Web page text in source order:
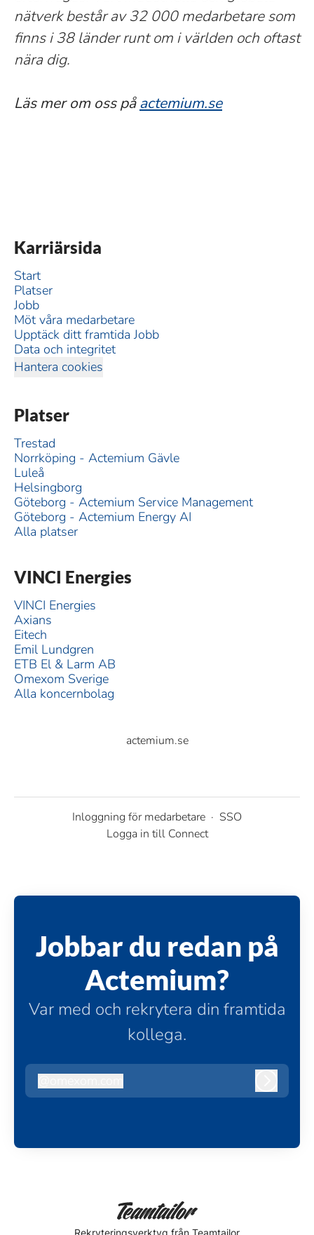
nätverk består av 32 000 medarbetare som
finns i 38 länder runt om i världen och oftast
nära dig.
Läs mer om oss påactemium.se
Karriärsida
Start
Platser
Jobb
Möt våra medarbetare
Upptäck ditt framtida Jobb
Data och integritet
Hantera cookies
Platser
Trestad
Norrköping - Actemium Gävle
Luleå
Helsingborg
Göteborg - Actemium Service Management
Göteborg - Actemium Energy AI
Alla platser
VINCI Energies
VINCI Energies
Axians
Eitech
Emil Lundgren
ETB El & Larm AB
Omexom Sverige
Alla koncernbolag
actemium.se
Inloggning för medarbetare · SSO
Logga in till Connect
Jobbar du redan på
Actemium?
Var med och rekrytera din framtida
kollega.
omexom.com
Rekryteringsverktyg från Teamtailor